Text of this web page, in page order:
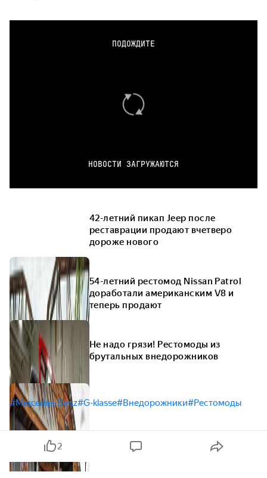
ПОДОЖДИТЕ
НОВОСТИ ЗАГРУЖАЮТСЯ
42-летний пикап Jeep после
реставрации продают вчетверо
дороже нового
54-летний рестомод Nissan Patrol
доработали американским V8 и
теперь продают
Не надо грязи! Рестомоды из
брутальных внедорожников
#Mercedes-Benz#G-klasse#Внедорожники#Рестомоды
2